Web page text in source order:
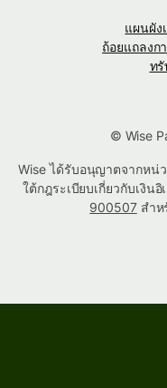
แผนผัง
ถ้อยแถลงก
ท
© Wise
Wise ได้รับอนุญาตจากหน่
ใต้กฎระเบียบเกี่ยวกับเงิน
900507สำห